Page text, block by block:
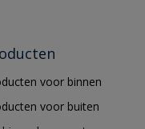
voor binnen
voor buiten